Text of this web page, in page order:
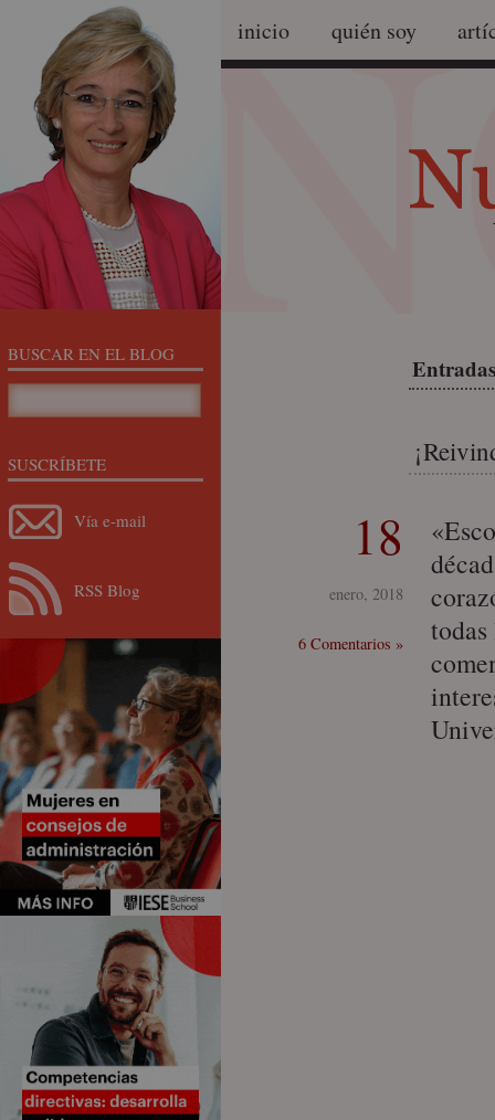
inicio quién soy
18
enero, 2018
6 Comentarios »
BUSCAR EN EL BLOG
SUSCRÍBETE
Vía e-mail
RSS Blog